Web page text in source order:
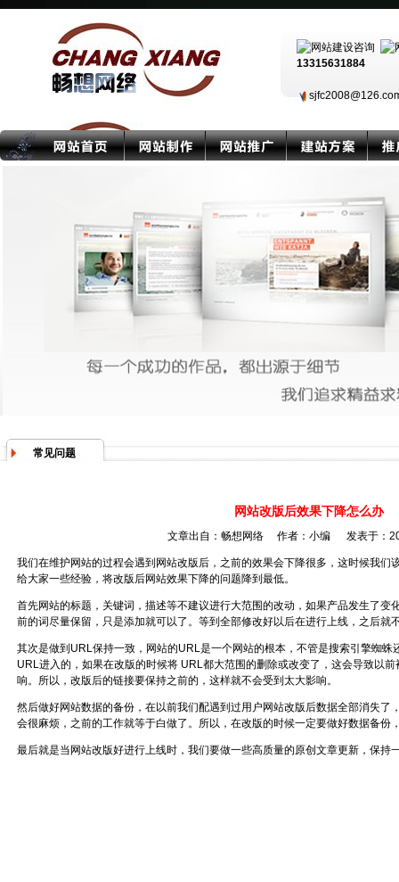
13315631884
常见问题
网站改版后效果下降怎么办
文章出自：畅想网络 作者：小编 发表于：
我们在维护网站的过程会遇到网站改版后，之前的效果会下降很多，这时候我们
给大家一些经验，将改版后网站效果下降的问题降到最低。
首先网站的标题，关键词，描述等不建议进行大范围的改动，如果产品发生了变
前的词尽量保留，只是添加就可以了。等到全部修改好以后在进行上线，之后就
其次是做到URL保持一致，网站的URL是一个网站的根本，不管是搜索引擎蜘蛛
URL进入的，如果在改版的时候将 URL都大范围的删除或改变了，这会导致以
响。所以，改版后的链接要保持之前的，这样就不会受到太大影响。
然后做好网站数据的备份，在以前我们配遇到过用户网站改版后数据全部消失了
会很麻烦，之前的工作就等于白做了。所以，在改版的时候一定要做好数据备份
最后就是当网站改版好进行上线时，我们要做一些高质量的原创文章更新，保持